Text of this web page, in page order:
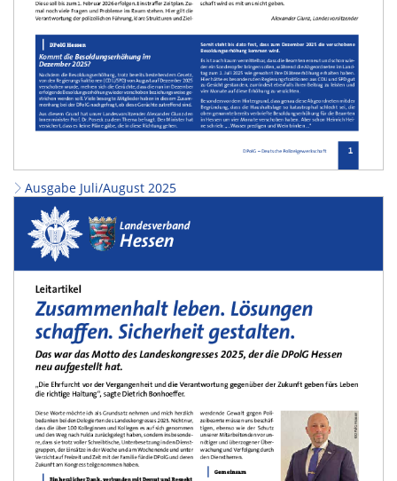
Ausgabe Juli/August 2025